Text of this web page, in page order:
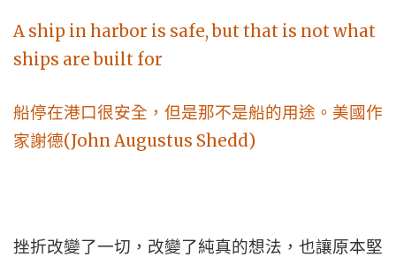
A ship in harbor is safe, but that is not what
ships are built for
船停在港口很安全，但是那不是船的用途。美國作
家謝德(John Augustus Shedd)
挫折改變了一切，改變了純真的想法，也讓原本堅